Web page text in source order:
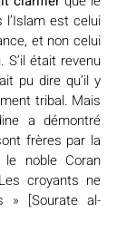
l’Islam est celui
et non celui
était revenu
pu dire qu’il y
tribal. Mais
a démontré
frères par la
noble Coran
croyants ne
» [Sourate al-